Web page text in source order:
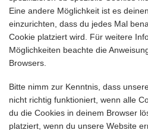
Eine andere Möglichkeit ist es
einzurichten, dass du jedes Mal
Cookie platziert wird. Für weitere
Möglichkeiten beachte die
Browsers.
Bitte nimm zur Kenntnis, dass
nicht richtig funktioniert, wenn alle
du die Cookies in deinem Browser
platziert, wenn du unsere Website